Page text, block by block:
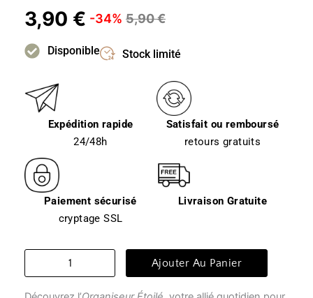
3,90 € -34% 5,90€
Disponible Stock limité
Expédition rapide
24/48h
Satisfait ou remboursé
retours gratuits
Paiement sécurisé
cryptage SSL
Livraison Gratuite
quantité
Ajouter Au Panier